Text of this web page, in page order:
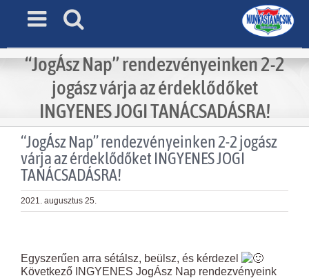
“JogÁsz Nap” rendezvényeinken 2-2
jogász várja az érdeklődőket
INGYENES JOGI TANÁCSADÁSRA!
“JogÁsz Nap” rendezvényeinken 2-2 jogász
várja az érdeklődőket INGYENES JOGI
TANÁCSADÁSRA!
2021. augusztus 25.
Image
Egyszerűen arra sétálsz, beülsz, és kérdezel
Következő INGYENES JogÁsz Nap rendezvényeink